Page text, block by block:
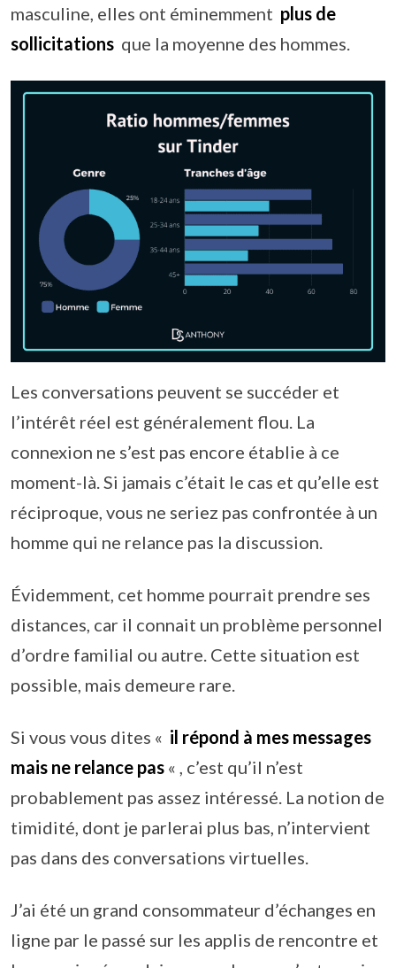
masculine, elles ont éminemment plus de
sollicitations que la moyenne des hommes.
Les conversations peuvent se succéder et
l’intérêt réel est généralement flou. La
connexion ne s’est pas encore établie à ce
moment-là. Si jamais c’était le cas et qu’elle est
réciproque, vous ne seriez pas confrontée à un
homme qui ne relance pas la discussion.
Évidemment, cet homme pourrait prendre ses
distances, car il connait un problème personnel
d’ordre familial ou autre. Cette situation est
possible, mais demeure rare.
Si vous vous dites « il répond à mes messages
mais ne relance pas « , c’est qu’il n’est
probablement pas assez intéressé. La notion de
timidité, dont je parlerai plus bas, n’intervient
pas dans des conversations virtuelles.
J’ai été un grand consommateur d’échanges en
ligne par le passé sur les applis de rencontre et